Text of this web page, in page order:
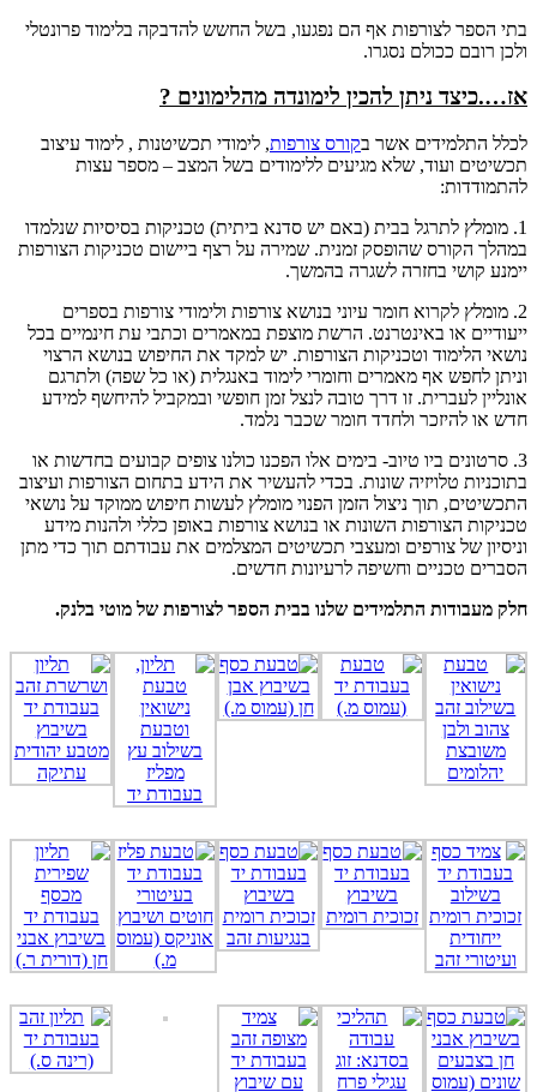
בתי הספר לצורפות אף הם נפגעו, בשל החשש להדבקה בלימוד פרונטלי
ולכן רובם ככולם נסגרו.
אז….כיצד ניתן להכין לימונדה מהלימונים ?
לכלל התלמידים אשר בקורס צורפות, לימודי תכשיטנות , לימוד עיצוב
תכשיטים ועוד, שלא מגיעים ללימודים בשל המצב – מספר עצות
להתמודדות:
1. מומלץ לתרגל בבית (באם יש סדנא ביתית) טכניקות בסיסיות שנלמדו
במהלך הקורס שהופסק זמנית. שמירה על רצף ביישום טכניקות הצורפות
יימנע קושי בחזרה לשגרה בהמשך.
2. מומלץ לקרוא חומר עיוני בנושא צורפות ולימודי צורפות בספרים
ייעודיים או באינטרנט. הרשת מוצפת במאמרים וכתבי עת חינמיים בכל
נושאי הלימוד וטכניקות הצורפות. יש למקד את החיפוש בנושא הרצוי
וניתן לחפש אף מאמרים וחומרי לימוד באנגלית (או כל שפה) ולתרגם
אונליין לעברית. זו דרך טובה לנצל זמן חופשי ובמקביל להיחשף למידע
חדש או להיזכר ולחדד חומר שכבר נלמד.
3. סרטונים ביו טיוב- בימים אלו הפכנו כולנו צופים קבועים בחדשות או
בתוכניות טלויזיה שונות. בכדי להעשיר את הידע בתחום הצורפות ועיצוב
התכשיטים, תוך ניצול הזמן הפנוי מומלץ לעשות חיפוש ממוקד על נושאי
טכניקות הצורפות השונות או בנושא צורפות באופן כללי ולהנות מידע
וניסיון של צורפים ומעצבי תכשיטים המצלמים את עבודתם תוך כדי מתן
הסברים טכניים וחשיפה לרעיונות חדשים.
חלק מעבודות התלמידים שלנו בבית הספר לצורפות של מוטי בלנק.